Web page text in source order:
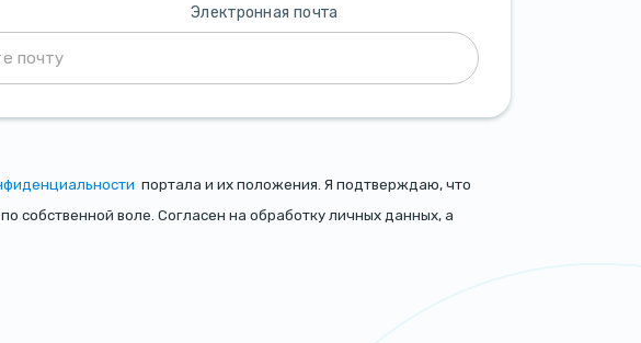
Электронная почта
портала и их положения. Я подтверждаю, что
собственной воле. Согласен на обработку личных данных, а